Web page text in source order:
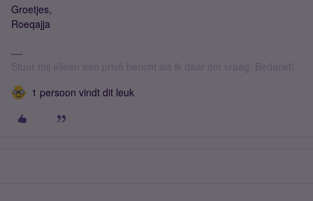
Groetjes,
Roeqajja
Stuur mij alleen een privé bericht als ik daar om vraag. Bedankt!
1 persoon vindt dit leuk